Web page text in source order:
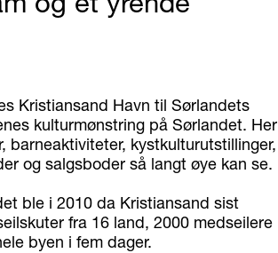
Kristiansand Havn til Sørlandets
kulturmønstring på Sørlandet. Her
barneaktiviteter, kystkulturutstillinger,
og salgsboder så langt øye kan se.
ble i 2010 da Kristiansand sist
fra 16 land, 2000 medseilere
byen i fem dager.